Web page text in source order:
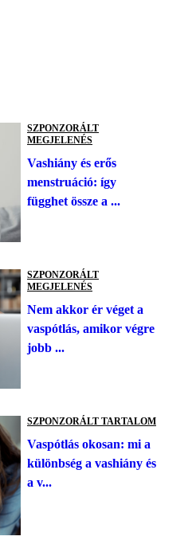
SZPONZORÁLT
MEGJELENÉS
Vashiány és erős
menstruáció: így
függhet össze a ...
SZPONZORÁLT
MEGJELENÉS
Nem akkor ér véget a
vaspótlás, amikor végre
jobb ...
SZPONZORÁLT TARTALOM
Vaspótlás okosan: mi a
különbség a vashiány és
a v...